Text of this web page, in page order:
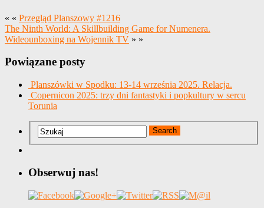
« « Przegląd Planszowy #1216
The Ninth World: A Skillbuilding Game for Numenera.
Wideounboxing na Wojennik TV » »
Powiązane posty
Planszówki w Spodku: 13-14 września 2025. Relacja.
Copernicon 2025: trzy dni fantastyki i popkultury w sercu
Torunia
Obserwuj nas!